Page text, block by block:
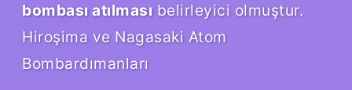
bombası atılmasıbelirleyici olmuştur.
Hiroşima ve Nagasaki Atom
Bombardımanları